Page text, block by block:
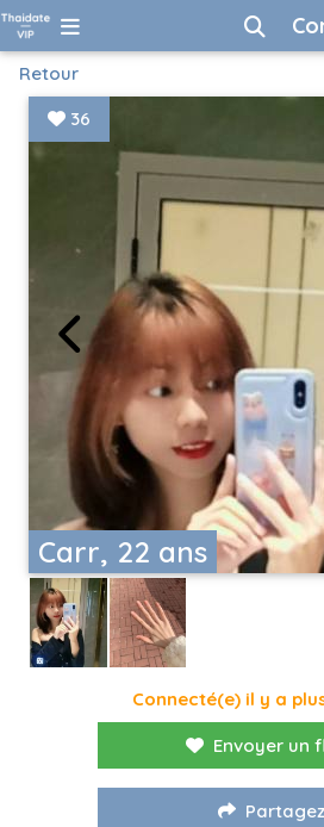
Retour
Carr, 22 ans
36
Connecté(e) il y a
Envoyer un
Partagez